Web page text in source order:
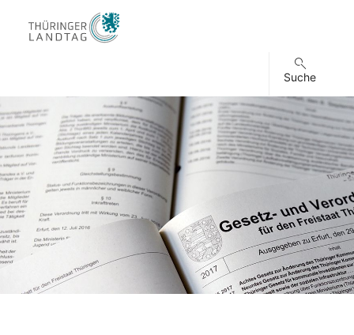
Suche